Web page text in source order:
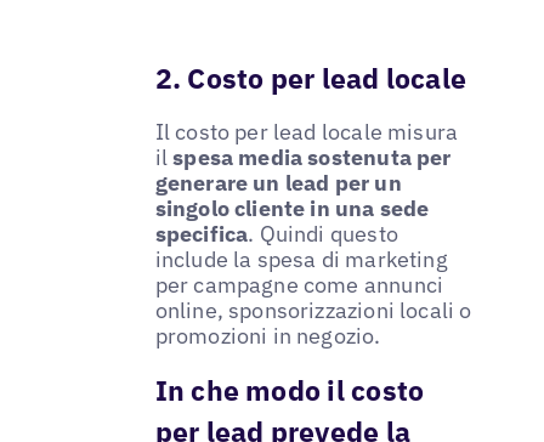
2. Costo per lead locale
Il costo per lead locale misura
ilspesa media sostenuta per
generare un lead per un
singolo cliente in una sede
specifica. Quindi questo
include la spesa di marketing
per campagne come annunci
online, sponsorizzazioni locali o
promozioni in negozio.
In che modo il costo
per lead prevede la